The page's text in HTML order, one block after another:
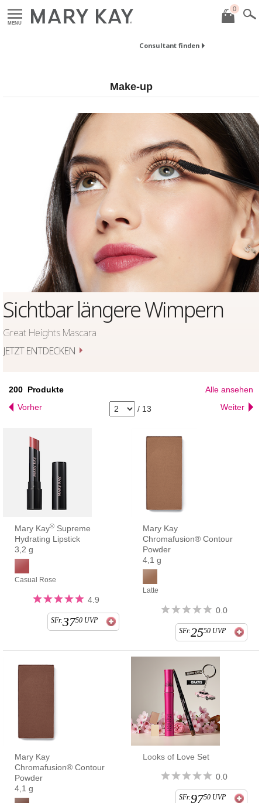
MENU
0
Consultant finden
Make-up
Sichtbar längere Wimpern
Great Heights Mascara
JETZT ENTDECKEN
200 Produkte
Alle ansehen
Vorher
/ 13 Weiter
Mary Kay® Supreme
Hydrating Lipstick
3,2 g
Casual Rose
4.9
SFr.3750 UVP
Mary Kay
Chromafusion® Contour
Powder
4,1 g
Latte
0.0
SFr.2550 UVP
Mary Kay
Chromafusion® Contour
Powder
4,1 g
Looks of Love Set
0.0
SFr.9750 UVP